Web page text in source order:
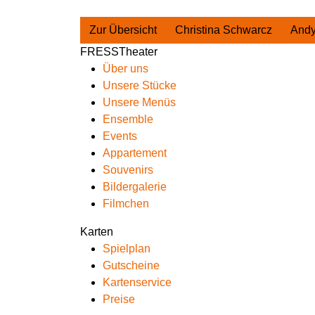
Zur Übersicht Christina Schwarcz
FRESSTheater
Über uns
Unsere Stücke
Unsere Menüs
Ensemble
Events
Appartement
Souvenirs
Bildergalerie
Filmchen
Karten
Spielplan
Gutscheine
Kartenservice
Preise